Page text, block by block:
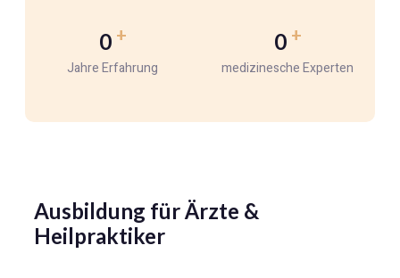
0 +
Jahre Erfahrung
0 +
medizinesche Experten
Ausbildung für Ärzte &
Heilpraktiker